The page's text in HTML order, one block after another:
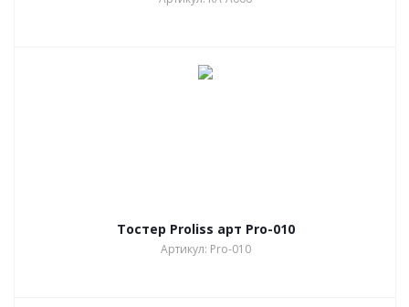
Тостер Proliss арт Pro-010
Артикул: Pro-010